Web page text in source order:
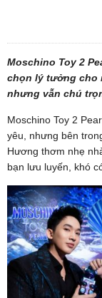
Moschino Toy 2
chọn lý tưởng cho
nhưng vẫn chú
Moschino Toy 2
yêu, nhưng bên
Hương thơm nhẹ
bạn lưu luyến, khó